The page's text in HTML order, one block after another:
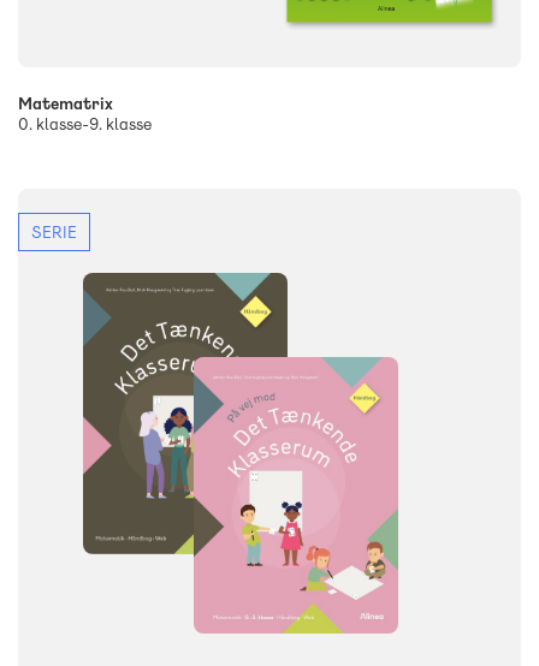
Matematrix
0. klasse-9. klasse
SERIE